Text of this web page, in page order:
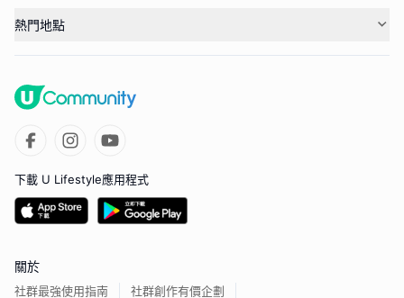
熱門地點
下載 U Lifestyle應用程式
關於
社群最強使用指南 社群創作有價企劃